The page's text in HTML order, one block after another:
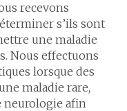
recevons
s’ils sont
une maladie
Nous effectuons
lorsque des
maladie rare,
neurologie afin